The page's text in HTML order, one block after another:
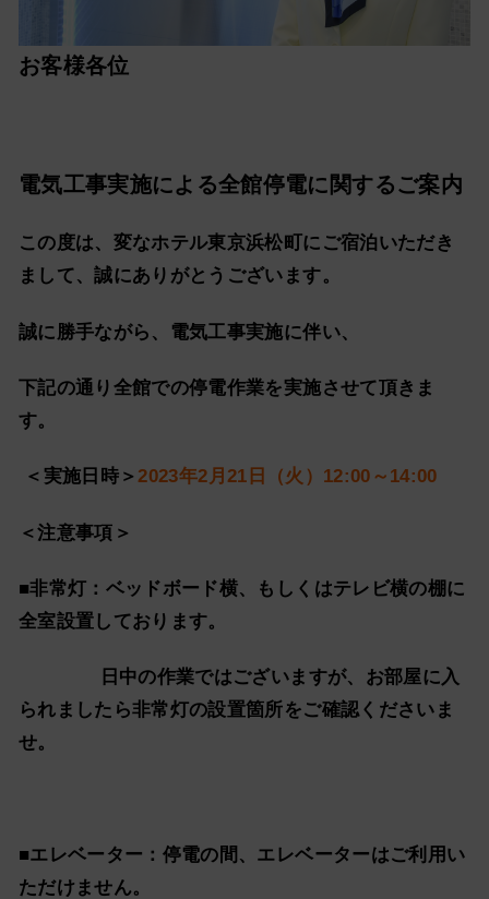
お客様各位
電気工事実施による全館停電に関するご案内
この度は、変なホテル東京浜松町にご宿泊いただき
まして、誠にありがとうございます。
誠に勝手ながら、電気工事実施に伴い、
下記の通り全館での停電作業を実施させて頂きま
す。
＜実施日時＞2023年2月21日（火）12:00～14:00
＜注意事項＞
■非常灯：ベッドボード横、もしくはテレビ横の棚に
全室設置しております。
日中の作業ではございますが、お部屋に入
られましたら非常灯の設置箇所をご確認くださいま
せ。
■エレベーター：停電の間、エレベーターはご利用い
ただけません。